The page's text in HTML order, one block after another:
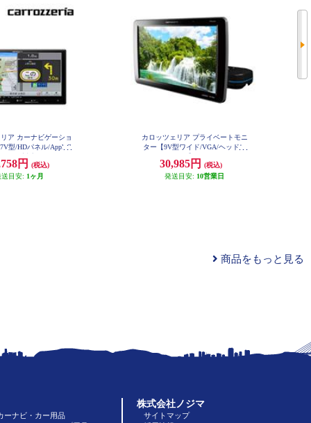
ア カーナビゲーショ
型/HDパネル/AppleC
SD/チューナー・AV一
ーナビ] AVIC-RZ722
円
(税込)
送目安: 1ヶ月
カロッツェリア プライベートモニ
ター【9V型ワイド/VGA/ヘッドレ
30,985円
(税込)
発送目安: 10営業日
商品をもっと見る
ーナビ・カー用品
株式会社ノジマ
サイトマップ